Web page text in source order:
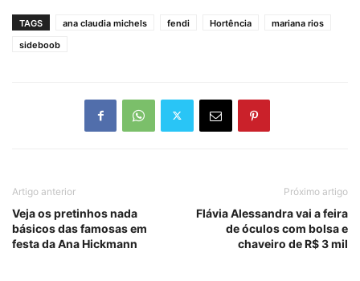
TAGS ana claudia michels fendi Hortência
mariana rios
sideboob
Artigo anterior
Veja os pretinhos nada
básicos das famosas em
festa da Ana Hickmann
Próximo artigo
Flávia Alessandra vai a feira
de óculos com bolsa e
chaveiro de R$ 3 mil